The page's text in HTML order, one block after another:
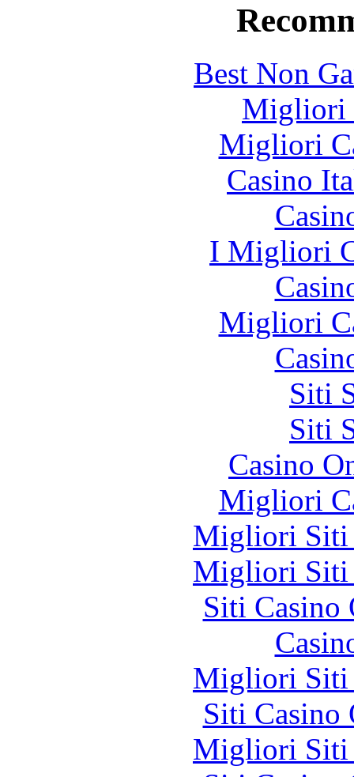
Best Non
Migliori
Migliori
Casino
I Migliori
Migliori
Siti
Siti
Casino
Migliori
Migliori Siti
Migliori Siti
Siti Casino
Migliori Siti
Siti Casino
Migliori Siti